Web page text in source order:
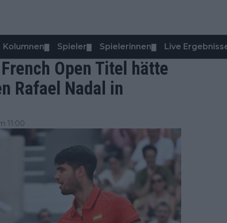
Kolumnen Spieler Spielerinnen Live
Open Titel hätte
Rafael Nadal in
11:00